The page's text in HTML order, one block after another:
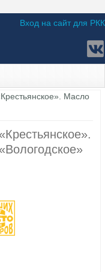
Вход на сайт для РКК
Масло